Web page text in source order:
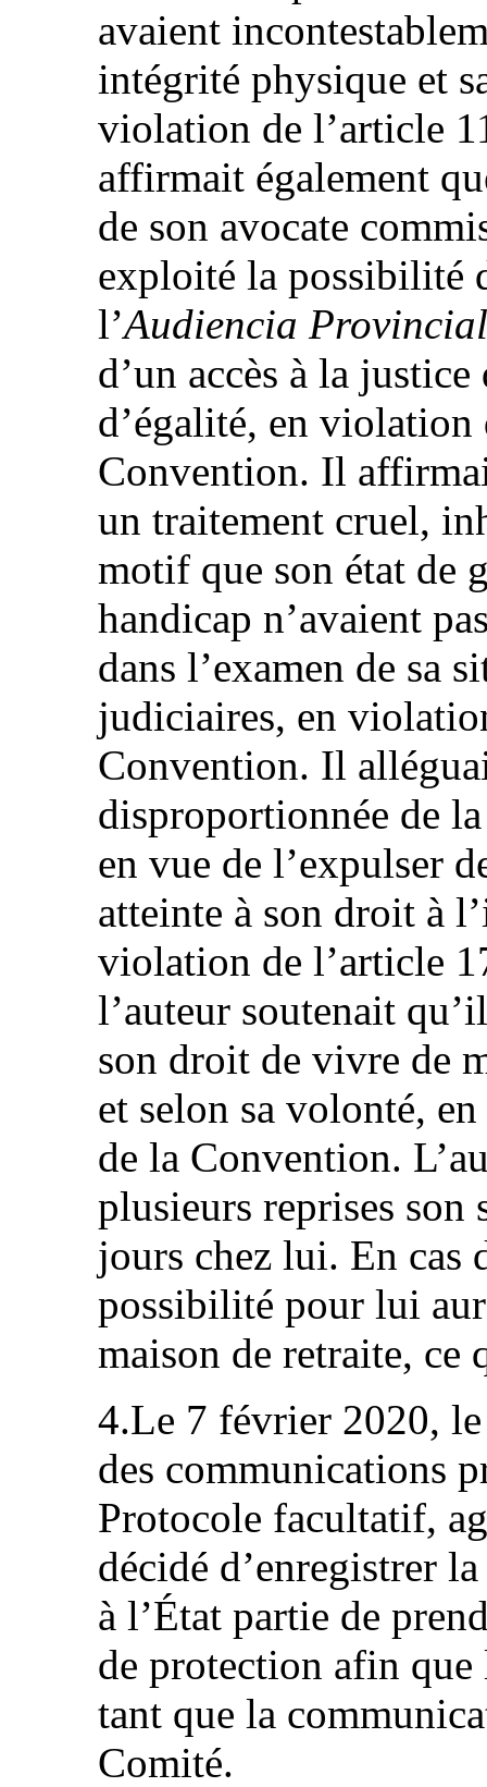
avaient
intégrité physique et
violation de l’article
affirmait également
de son avocate
exploité la possibilité
l’Audiencia Provincial
d’un accès à la
d’égalité, en violation
Convention. Il
un traitement cruel,
motif que son état de
handicap n’avaient
dans l’examen de sa
judiciaires, en
Convention. Il
disproportionnée de
en vue de l’expulser
atteinte à son droit à
violation de l’article
l’auteur soutenait
son droit de vivre de
et selon sa volonté,
de la Convention.
plusieurs reprises son
jours chez lui. En cas
possibilité pour lui
maison de retraite, ce
4.Le 7 février 2020,
des communications
Protocole facultatif,
décidé d’enregistrer
à l’État partie de
de protection afin que
tant que la
Comité.